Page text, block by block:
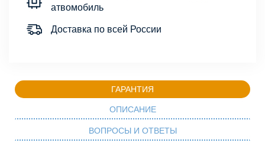
атвомобиль
Доставка по всей России
ГАРАНТИЯ
ОПИСАНИЕ
ВОПРОСЫ И ОТВЕТЫ